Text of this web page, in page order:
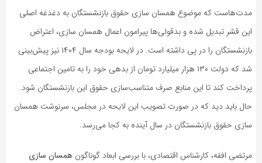
مدت‌هاست که موضوع همسان سازی حقوق بازنشستگان به دغدغه اصلی
این قشر تبدیل شده و بدقولی‌ها پیرامون اعمال همسان سازی، اعتراض
بازنشستگان را در پی داشته است. در لایحه بودجه سال ۱۴۰۴ نیز پیش‌بینی
شد که دولت ۱۳۰ هزار میلیارد تومان از بدهی خود را به تامین اجتماعی
پرداخت کند تا این منابع صرف متناسب‌سازی حقوق این بازنشستگان شود.
حال باید دید که در صورت تصویب این لایحه در مجلس، سرنوشت همسان
سازی حقوق بازنشستگان در سال آینده به کجا می‌رسد.
مرتضی افقه، کارشناس اقتصادی، با بررسی ابعاد گوناگون همسان سازی